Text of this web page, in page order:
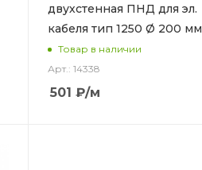
двухстенная ПНД для эл.
кабеля тип 1250 Ø 200 мм
Товар в наличии
Арт.: 14338
501 ₽/м